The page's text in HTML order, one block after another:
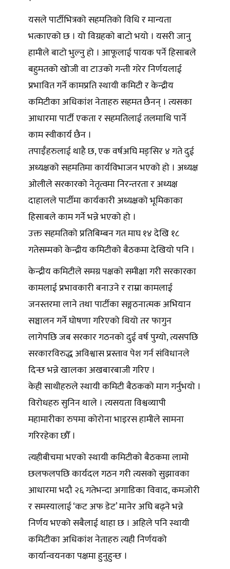
यसले पार्टीभित्रको सहमतिको विधि र मान्यता
भत्काएको छ । यो विग्रहको बाटो भयो । यसरी जानु
हामीले बाटो भुल्नु हो । आफूलाई पायक पर्ने हिसाबले
बहुमतको खोजी वा टाउको गन्ती गरेर निर्णयलाई
प्रभावित गर्ने कामप्रति स्थायी कमिटी र केन्द्रीय
कमिटीका अधिकांश नेताहरु सहमत छैनन् । त्यसका
आधारमा पार्टी एकता र सहमतिलाई तलमाथि पार्ने
काम स्वीकार्य छैन ।
तपाईँहरुलाई थाहै छ, एक वर्षअघि मङ्सिर ४ गते दुई
अध्यक्षको सहमतिमा कार्यविभाजन भएको हो । अध्यक्ष
ओलीले सरकारको नेतृत्वमा निरन्तरता र अध्यक्ष
दाहालले पार्टीमा कार्यकारी अध्यक्षको भूमिकाका
हिसाबले काम गर्ने भन्ने भएको हो ।
उक्त सहमतिको प्रतिबिम्बन गत माघ १४ देखि १८
गतेसम्मको केन्द्रीय कमिटीको बैठकमा देखियो पनि ।
केन्द्रीय कमिटीले समग्र पक्षको समीक्षा गरी सरकारका
कामलाई प्रभावकारी बनाउने र राम्रा कामलाई
जनस्तरमा लाने तथा पार्टीका सङ्गठनात्मक अभियान
सञ्चालन गर्ने घोषणा गरिएको थियो तर फागुन
लागेपछि जब सरकार गठनको दुई वर्ष पुग्यो, त्यसपछि
सरकारविरुद्ध अविश्वास प्रस्ताव पेश गर्न संविधानले
दिन्छ भन्ने खालका अखबारबाजी गरिए ।
केही साथीहरुले स्थायी कमिटी बैठकको माग गर्नुभयो ।
विरोधहरु सुनिन थाले । त्यसयता विश्वव्यापी
महामारीका रुपमा कोरोना भाइरस हामीले सामना
गरिरहेका छौँ ।
त्यहीबीचमा भएको स्थायी कमिटीको बैठकमा लामो
छलफलपछि कार्यदल गठन गरी त्यसको सुझावका
आधारमा भदौ २६ गतेभन्दा अगाडिका विवाद, कमजोरी
र समस्यालाई ‘कट अफ डेट’ मानेर अघि बढ्ने भन्ने
निर्णय भएको सबैलाई थाहा छ । अहिले पनि स्थायी
कमिटीका अधिकांश नेताहरु त्यही निर्णयको
कार्यान्वयनका पक्षमा हुनुहुन्छ ।